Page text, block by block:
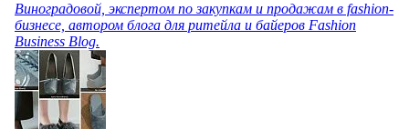
Виноградовой, экспертом по закупкам и продажам в fashion-
бизнесе, автором блога для ритейла и байеров Fashion
Business Blog.